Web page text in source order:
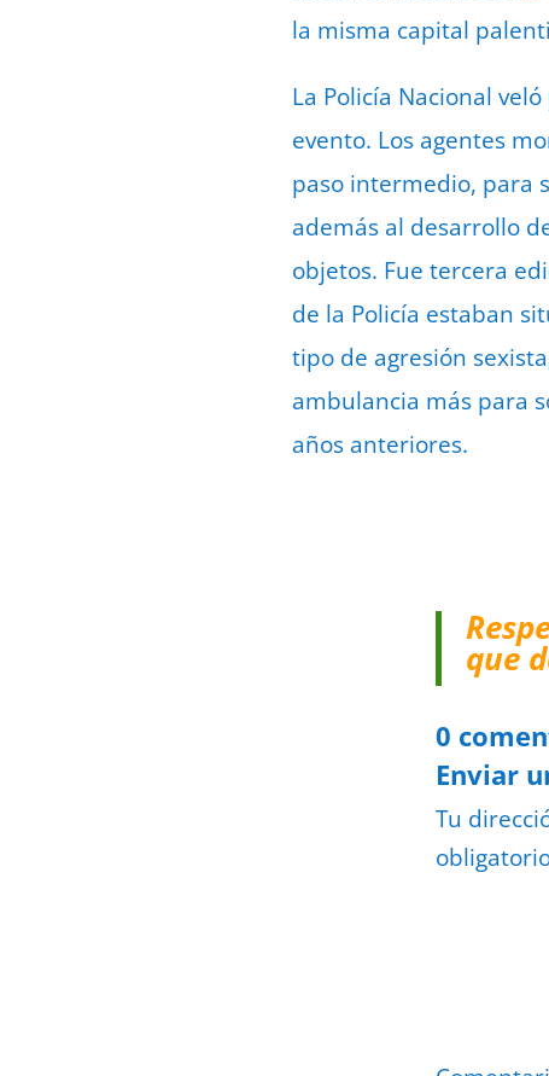
la misma capital
La Policía Nacional
evento. Los agentes
paso intermedio, para
además al desarrollo
objetos. Fue tercera
de la Policía estaban
tipo de agresión
ambulancia más para
años anteriores.
que
0
Enviar
Tu